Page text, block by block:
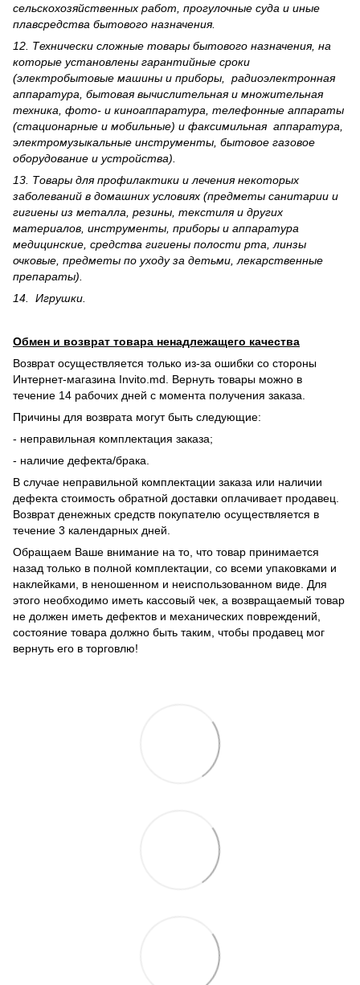
сельскохозяйственных работ, прогулочные суда и иные
плавсредства бытового назначения.
12. Технически сложные товары бытового назна­чения, на
которые установлены гарантийные сроки
(электробытовые машины и приборы, радиоэлектронная
аппаратура, бытовая вычислительная и множительная
техника, фото- и киноаппаратура, телефонные аппараты
(стационарные и мобильные) и факсимильная аппаратура,
электрому­зыкальные инструменты, бытовое газовое
оборудование и устройства).
13. Товары для профилактики и лечения некоторых
заболеваний в домашних условиях (предметы санитарии и
гигиены из металла, резины, текстиля и других
материалов, инструменты, приборы и аппаратура
медицинские, средства гигиены полости рта, линзы
очковые, предметы по уходу за детьми, лекарственные
препараты).
14. Игрушки.
Обмен и возврат товара ненадлежащего качества
Возврат осуществляется только из-за ошибки со стороны
Интернет-магазина Invito.md. Вернуть товары можно в
течение 14 рабочих дней с момента получения заказа.
Причины для возврата могут быть следующие:
- неправильная комплектация заказа;
- наличие дефекта/брака.
В случае неправильной комплектации заказа или наличии
дефекта стоимость обратной доставки оплачивает продавец.
Возврат денежных средств покупателю осуществляется в
течение 3 календарных дней.
Обращаем Ваше внимание на то, что товар принимается
назад только в полной комплектации, со всеми упаковками и
наклейками, в неношенном и неиспользованном виде. Для
этого необходимо иметь кассовый чек, а возвращаемый товар
не должен иметь дефектов и механических повреждений,
состояние товара должно быть таким, чтобы продавец мог
вернуть его в торговлю!